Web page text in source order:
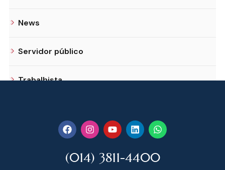
News
Servidor público
Trabalhista
(014) 3811-4400